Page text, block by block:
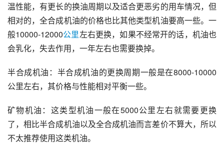
温性能，有更长的换油周期以及适合更恶劣的用车情况，但
相对的，全合成机油的价格也比其他类型机油要高一些。一
般10000-12000公里左右更换，如果不经常开的话，机油也
会乳化，失去作用，一年左右也需要换掉。
半合成机油 ：半合成机油的更换周期一般是在8000-10000
公里左右，其价格与性能相对平衡一些。
矿物机油：这类型机油一般在5000公里左右就需要更换
了，相比半合成机油以及全合成机油而言差价不算大，所以
不太推荐使用这类机油。